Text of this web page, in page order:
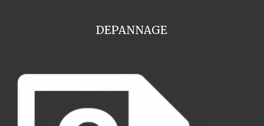
DEPANNAGE